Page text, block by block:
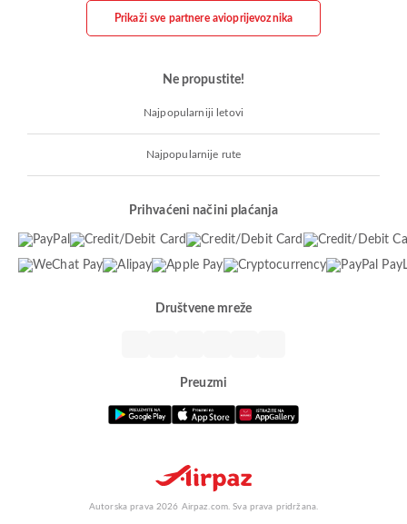
Prikaži sve partnere avioprijevoznika
Ne propustite!
Najpopularniji letovi
Najpopularnije rute
Prihvaćeni načini plaćanja
Društvene mreže
Preuzmi
Autorska prava 2026 Airpaz.com. Sva prava pridržana.